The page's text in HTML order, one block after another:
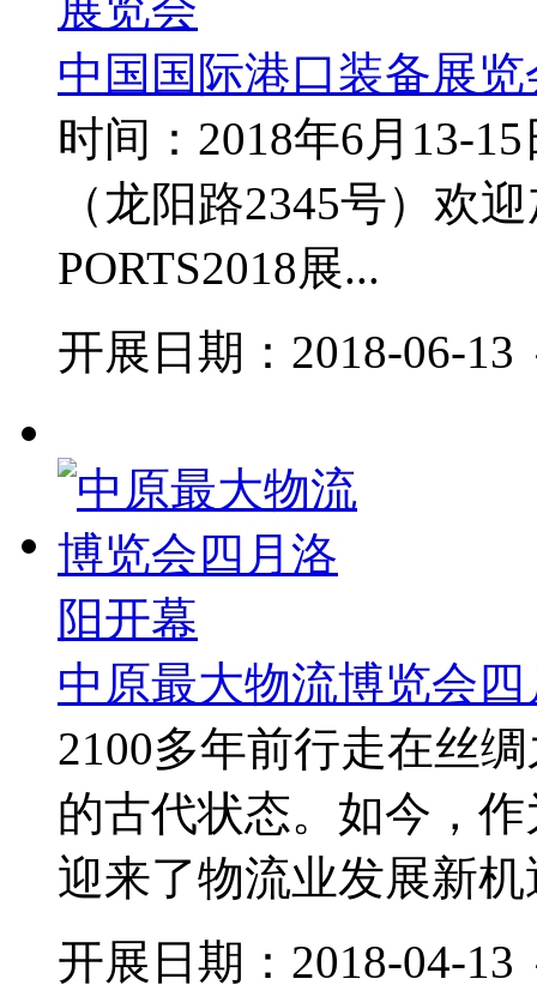
中国国际港口装备展览
时间：2018年6月13-
（龙阳路2345号）欢
PORTS2018展...
开展日期：2018-06-13
中原最大物流博览会
2100多年前行走在丝
的古代状态。如今，
迎来了物流业发展新
开展日期：2018-04-13